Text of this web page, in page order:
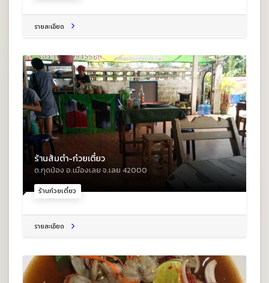
รายละเอียด
ร้านก๋วยเตี๋ยว
ร้านส้มตำ-ก๋วยเตี๋ยว
ต.กุดป่อง อ.เมืองเลย จ.เลย 42000
รายละเอียด